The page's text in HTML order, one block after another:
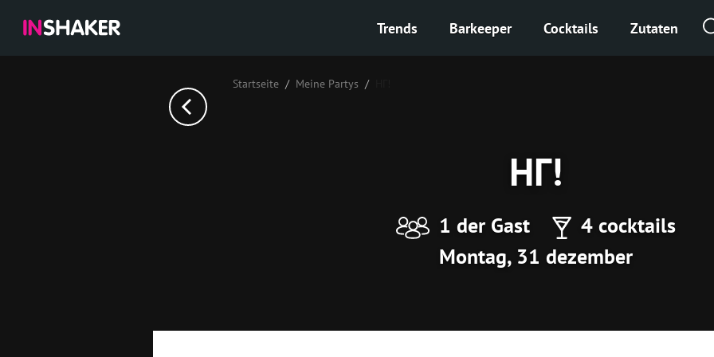
Trends Barkeeper Cocktails Zutaten
Startseite Meine Partys
НГ!
1 der Gast
4 cocktails
Montag, 31 dezember